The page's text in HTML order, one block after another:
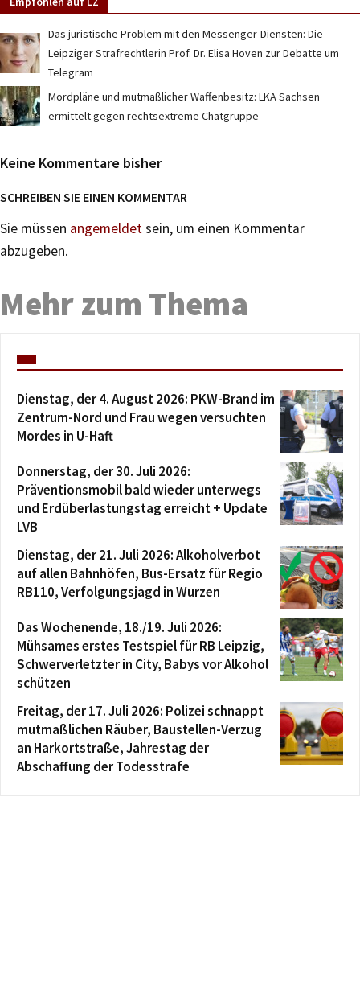
Das juristische Problem mit den Messenger-Diensten: Die
Leipziger Strafrechtlerin Prof. Dr. Elisa Hoven zur Debatte um
Telegram
Mordpläne und mutmaßlicher Waffenbesitz: LKA Sachsen
ermittelt gegen rechtsextreme Chatgruppe
Keine Kommentare bisher
SCHREIBEN SIE EINEN KOMMENTAR
Sie müssen angemeldetsein, um einen Kommentar
abzugeben.
Mehr zum Thema
Dienstag, der 4. August 2026: PKW-Brand im
Zentrum-Nord und Frau wegen versuchten
Mordes in U-Haft
Donnerstag, der 30. Juli 2026:
Präventionsmobil bald wieder unterwegs
und Erdüberlastungstag erreicht + Update
LVB
Dienstag, der 21. Juli 2026: Alkoholverbot
auf allen Bahnhöfen, Bus-Ersatz für Regio
RB110, Verfolgungsjagd in Wurzen
Das Wochenende, 18./19. Juli 2026:
Mühsames erstes Testspiel für RB Leipzig,
Schwerverletzter in City, Babys vor Alkohol
schützen
Freitag, der 17. Juli 2026: Polizei schnappt
mutmaßlichen Räuber, Baustellen-Verzug
an Harkortstraße, Jahrestag der
Abschaffung der Todesstrafe